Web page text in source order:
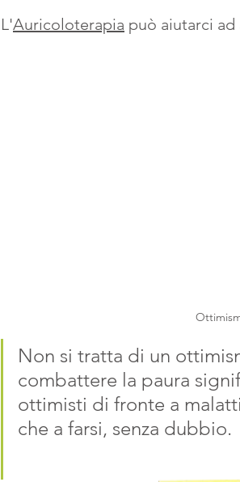
L'Auricoloterapia può aiutarci ad
Non si tratta di un
combattere la paura
ottimisti di fronte a
che a farsi, senza